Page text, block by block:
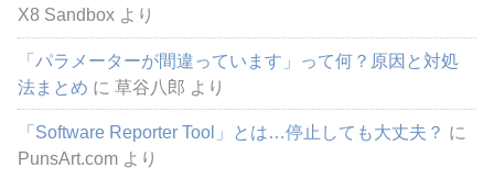
X8 Sandbox より
「パラメーターが間違っています」って何？原因と対処
法まとめ に草谷八郎 より
「Software Reporter Tool」とは…停止しても大丈夫？ に
PunsArt.com より